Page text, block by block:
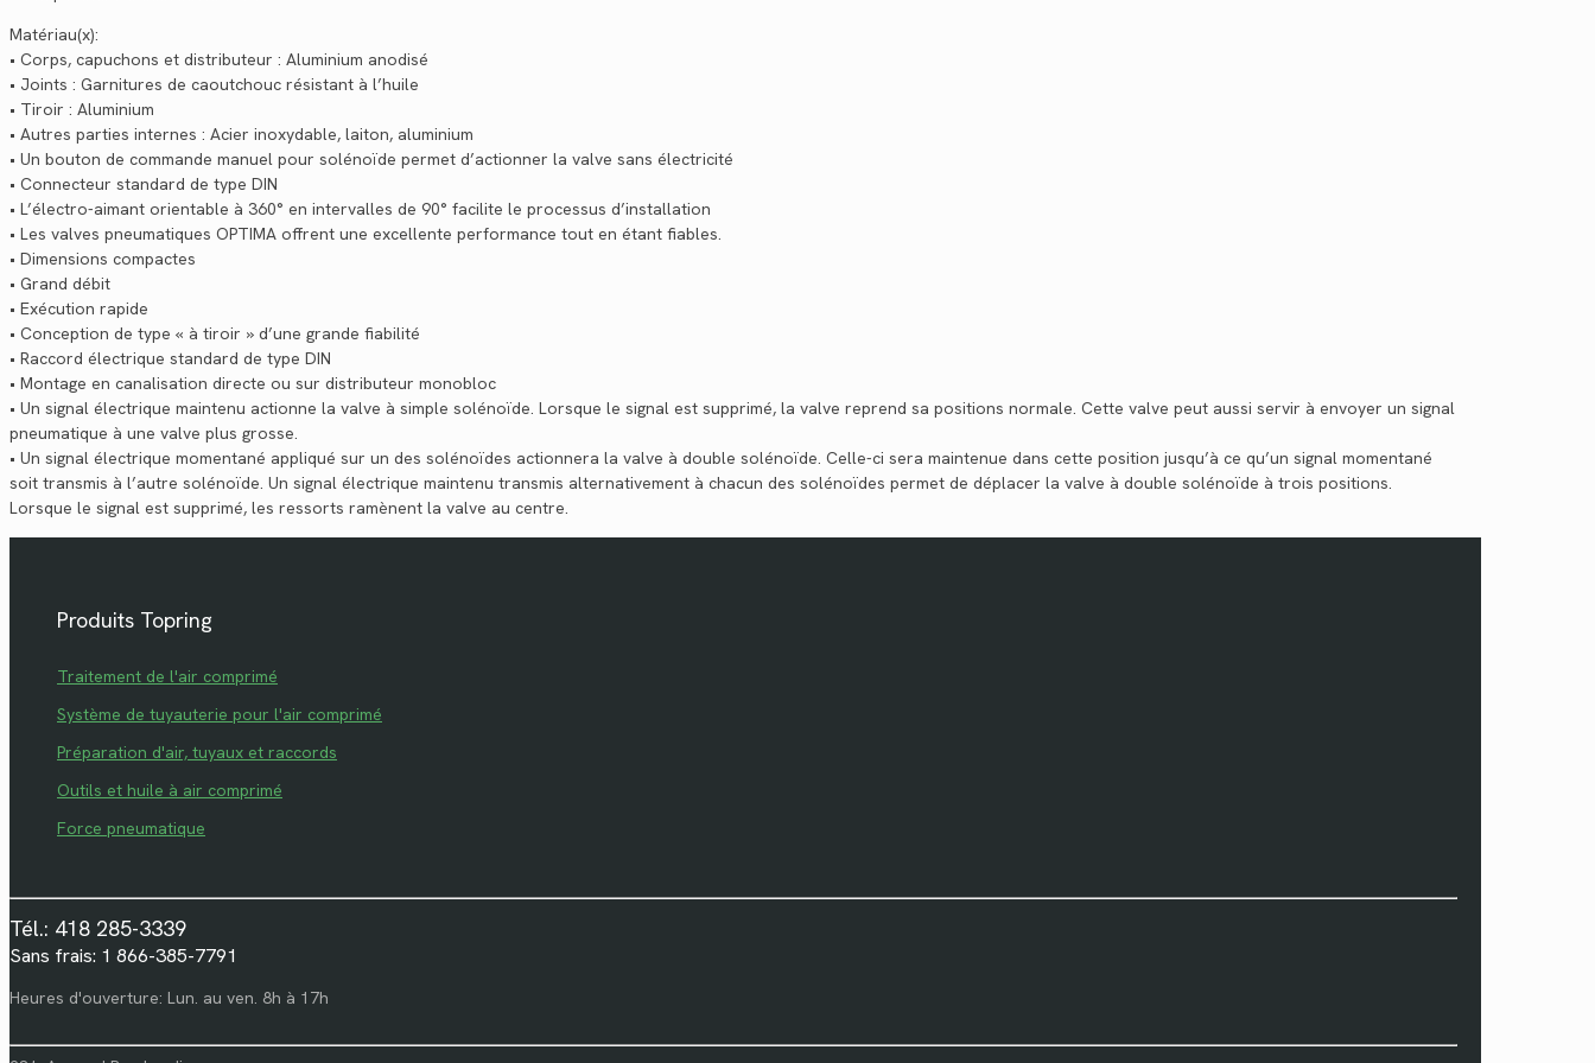
Matériau(x):
• Corps, capuchons et distributeur : Aluminium anodisé
• Joints : Garnitures de caoutchouc résistant à l’huile
• Tiroir : Aluminium
• Autres parties internes : Acier inoxydable, laiton, aluminium
• Un bouton de commande manuel pour solénoïde permet d’actionner la valve sans électricité
• Connecteur standard de type DIN
• L’électro-aimant orientable à 360° en intervalles de 90° facilite le processus d’installation
• Les valves pneumatiques OPTIMA offrent une excellente performance tout en étant fiables.
• Dimensions compactes
• Grand débit
• Exécution rapide
• Conception de type « à tiroir » d’une grande fiabilité
• Raccord électrique standard de type DIN
• Montage en canalisation directe ou sur distributeur monobloc
• Un signal électrique maintenu actionne la valve à simple solénoïde. Lorsque le signal est supprimé, la valve reprend sa positions normale. Cette valve peut aussi servir à envoyer un signal
pneumatique à une valve plus grosse.
• Un signal électrique momentané appliqué sur un des solénoïdes actionnera la valve à double solénoïde. Celle-ci sera maintenue dans cette position jusqu’à ce qu’un signal momentané
soit transmis à l’autre solénoïde. Un signal électrique maintenu transmis alternativement à chacun des solénoïdes permet de déplacer la valve à double solénoïde à trois positions.
Lorsque le signal est supprimé, les ressorts ramènent la valve au centre.
Produits Topring
Traitement de l'air comprimé
Système de tuyauterie pour l'air comprimé
Préparation d'air, tuyaux et raccords
Outils et huile à air comprimé
Force pneumatique
Tél.: 418 285-3339
Sans frais: 1 866-385-7791
Heures d'ouverture: Lun. au ven. 8h à 17h